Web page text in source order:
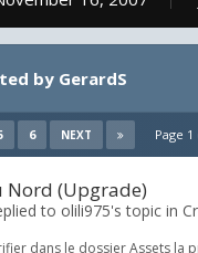
by GerardS
6 NEXT Page 1
Nord (Upgrade)
to olili975's topic in
dans le dossier Assets la